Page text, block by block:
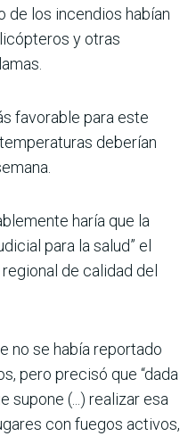
de los incendios habían
y otras
favorable para este
deberían
haría que la
para la salud” el
de calidad del
no se había reportado
pero precisó que “dada
supone (...) realizar esa
con fuegos activos,